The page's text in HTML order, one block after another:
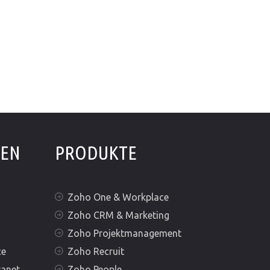
PRODUKTE
Zoho One & Workplace
Zoho CRM & Marketing
Zoho Projektmanagement
Zoho Recruit